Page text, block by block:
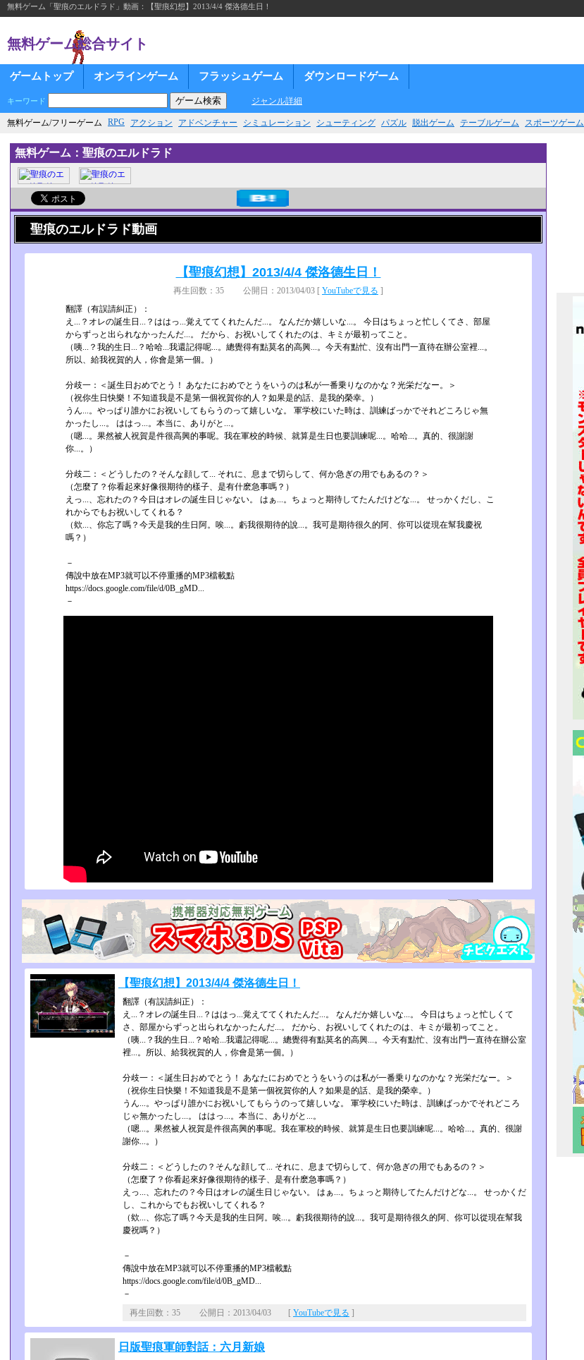
無料ゲーム「聖痕のエルドラド」動画：【聖痕幻想】2013/4/4 傑洛德生日！
無料ゲーム総合サイト
ゲームトップ オンラインゲーム フラッシュゲーム ダウンロードゲーム
キーワード ジャンル詳細
無料ゲーム/フリーゲーム RPG アクション アドベンチャー シミュレーション シューティング パズル 脱出ゲーム テーブルゲーム スポーツゲーム
無料ゲーム：聖痕のエルドラド
聖痕のエルドラド動画
【聖痕幻想】2013/4/4 傑洛德生日！
再生回数：35 公開日：2013/04/03 [ YouTubeで見る ]
翻譯（有誤請糾正）：
え...？オレの誕生日...？ははっ...覚えててくれたんだ...。 なんだか嬉しいな...。 今日はちょっと忙しくてさ、部屋
からずっと出られなかったんだ...。 だから、お祝いしてくれたのは、キミが最初ってこと。
（咦...？我的生日...？哈哈...我還記得呢...。總覺得有點莫名的高興..­.。今天有點忙、沒有出門一直待在辦公室裡...。
所以、給我祝賀的人，你會是第一個­。）
分歧一：＜誕生日おめでとう！ あなたにおめでとうをいうのは私が一番乗りなのかな？光栄だなー。＞
（祝你生日快樂！不知道我是不是第一個祝賀你的人？如果是的話、是我的榮幸。）
うん...。やっぱり誰かにお祝いしてもらうのって嬉しいな。 軍学校にいた時は、訓練ばっかでそれどころじゃ無
かったし...。 ははっ...。本当に、ありがと...。
（嗯...。果然被人祝賀是件很高興的事呢。我在軍校的時候、就算是生日也要訓練呢.­..。哈哈...。真的、很謝謝
你...。）
分歧二：＜どうしたの？そんな顔して... それに、息まで切らして、何か急ぎの用でもあるの？＞
（怎麼了？你看起來好像很期待的樣子、是有什麽急事嗎？）
えっ...、忘れたの？今日はオレの誕生日じゃない。 はぁ...。ちょっと期待してたんだけどな...。 せっかくだし、こ
れからでもお祝いしてくれる？
（欸...、你忘了嗎？今天是我的生日阿。唉...。虧我很期待的說...。我可是期­待很久的阿、你可以從現在幫我慶祝
嗎？）
－
傳說中放在MP3就可以不停重播的MP3檔載點
https://docs.google.com/file/d/0B_gMD...
－
【聖痕幻想】2013/4/4 傑洛德生日！
翻譯（有誤請糾正）：
え...？オレの誕生日...？ははっ...覚えててくれたんだ...。 なんだか嬉しいな...。 今日はちょっと忙しくて
さ、部屋からずっと出られなかったんだ...。 だから、お祝いしてくれたのは、キミが最初ってこと。
（咦...？我的生日...？哈哈...我還記得呢...。總覺得有點莫名的高興..­.。今天有點忙、沒有出門一直待在辦公室
裡...。所以、給我祝賀的人，你會是第一個­。）
分歧一：＜誕生日おめでとう！ あなたにおめでとうをいうのは私が一番乗りなのかな？光栄だなー。＞
（祝你生日快樂！不知道我是不是第一個祝賀你的人？如果是的話、是我的榮幸。）
うん...。やっぱり誰かにお祝いしてもらうのって嬉しいな。 軍学校にいた時は、訓練ばっかでそれどころ
じゃ無かったし...。 ははっ...。本当に、ありがと...。
（嗯...。果然被人祝賀是件很高興的事呢。我在軍校的時候、就算是生日也要訓練呢.­..。哈哈...。真的、很謝
謝你...。）
分歧二：＜どうしたの？そんな顔して... それに、息まで切らして、何か急ぎの用でもあるの？＞
（怎麼了？你看起來好像很期待的樣子、是有什麽急事嗎？）
えっ...、忘れたの？今日はオレの誕生日じゃない。 はぁ...。ちょっと期待してたんだけどな...。 せっかくだ
し、これからでもお祝いしてくれる？
（欸...、你忘了嗎？今天是我的生日阿。唉...。虧我很期待的說...。我可是期­待很久的阿、你可以從現在幫我
慶祝嗎？）
－
傳說中放在MP3就可以不停重播的MP3檔載點
https://docs.google.com/file/d/0B_gMD...
－
再生回数：35 公開日：2013/04/03 [ YouTubeで見る ]
日版聖痕軍師對話：六月新娘